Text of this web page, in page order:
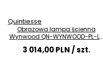
Quintiesse
Obrazowa lampa ścienna
Wynwood QN-WYNWOOD-PL-L-
VBS podłużna mosiądz
3 014,00 PLN/ szt.